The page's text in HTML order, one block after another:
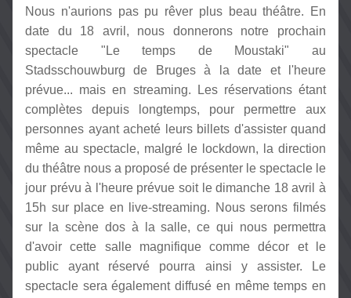
Nous n'aurions pas pu rêver plus beau théâtre. En
date du 18 avril, nous donnerons notre prochain
spectacle "Le temps de Moustaki" au
Stadsschouwburg de Bruges à la date et l'heure
prévue... mais en streaming. Les réservations étant
complètes depuis longtemps, pour permettre aux
personnes ayant acheté leurs billets d'assister quand
même au spectacle, malgré le lockdown, la direction
du théâtre nous a proposé de présenter le spectacle le
jour prévu à l'heure prévue soit le dimanche 18 avril à
15h sur place en live-streaming. Nous serons filmés
sur la scène dos à la salle, ce qui nous permettra
d'avoir cette salle magnifique comme décor et le
public ayant réservé pourra ainsi y assister. Le
spectacle sera également diffusé en même temps en